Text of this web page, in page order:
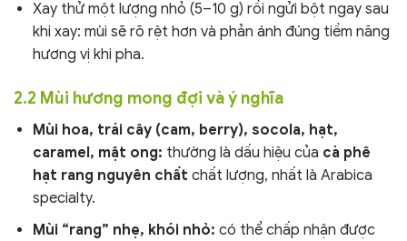
Xay thử một lượng nhỏ (5–10 g) rồi ngửi bột ngay sau
khi xay: mùi sẽ rõ rệt hơn và phản ánh đúng tiềm năng
hương vị khi pha.
2.2 Mùi hương mong đợi và ý nghĩa
Mùi hoa, trái cây (cam, berry), socola, hạt,
caramel, mật ong: thường là dấu hiệu của cà phê
hạt rang nguyên chất chất lượng, nhất là Arabica
specialty.
Mùi “rang” nhẹ, khói nhỏ: có thể chấp nhận được